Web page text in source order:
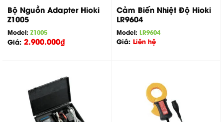
Bộ Nguồn Adapter Hioki
Z1005
Model: Z1005
Giá: 2.900.000₫
Cảm Biến Nhiệt Độ Hioki
LR9604
Model: LR9604
Giá: Liên hệ